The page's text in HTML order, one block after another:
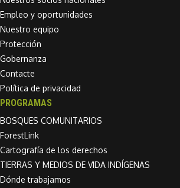
Empleo y oportunidades
Nuestro equipo
Protección
Gobernanza
Contacte
Política de privacidad
PROGRAMAS
BOSQUES COMUNITARIOS
ForestLink
Cartografía de los derechos
TIERRAS Y MEDIOS DE VIDA INDÍGENAS
Dónde trabajamos